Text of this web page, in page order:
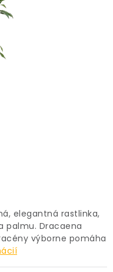
elegantná rastlinka,
palmu. Dracaena
výborne pomáha